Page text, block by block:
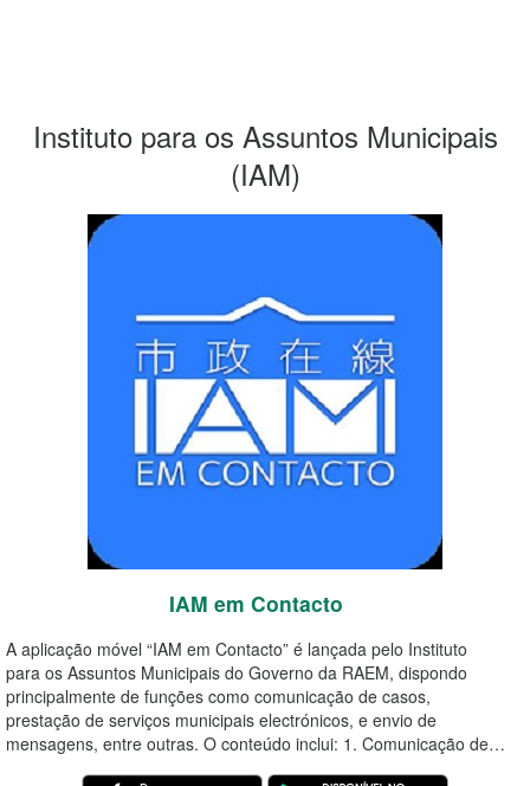
Instituto para os Assuntos Municipais
(IAM)
IAM em Contacto
A aplicação móvel “IAM em Contacto” é lançada pelo Instituto
para os Assuntos Municipais do Governo da RAEM, dispondo
principalmente de funções como comunicação de casos,
prestação de serviços municipais electrónicos, e envio de
mensagens, entre outras. O conteúdo inclui: 1. Comunicação de…